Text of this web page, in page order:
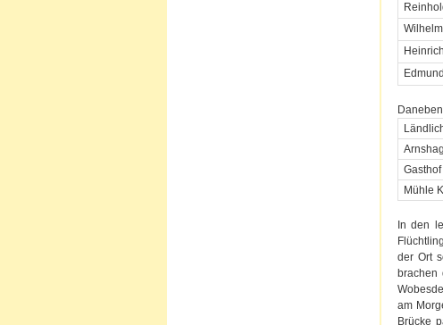
Mühle
In den
der Ort
brachen
am
Brücke